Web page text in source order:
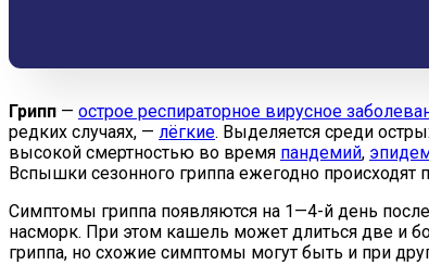
Грипп — острое респираторное вирусное
редких случаях, — лёгкие. Выделяется среди
высокой смертностью во время пандемий,
Вспышки сезонного гриппа ежегодно происходят
Симптомы гриппа появляются на 1—4-й день
насморк. При этом кашель может длиться две и
гриппа, но схожие симптомы могут быть и при